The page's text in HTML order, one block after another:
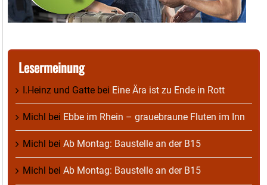
Lesermeinung
I.Heinz und Gatte bei Eine Ära ist zu Ende in Rott
Michl bei Ebbe im Rhein – grauebraune Fluten im Inn
Michl bei Ab Montag: Baustelle an der B15
Michl bei Ab Montag: Baustelle an der B15